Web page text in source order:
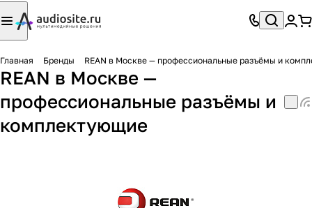
Главная Бренды REAN в Москве — профессиональные разъёмы и
REAN в Москве —
профессиональные разъёмы и
комплектующие